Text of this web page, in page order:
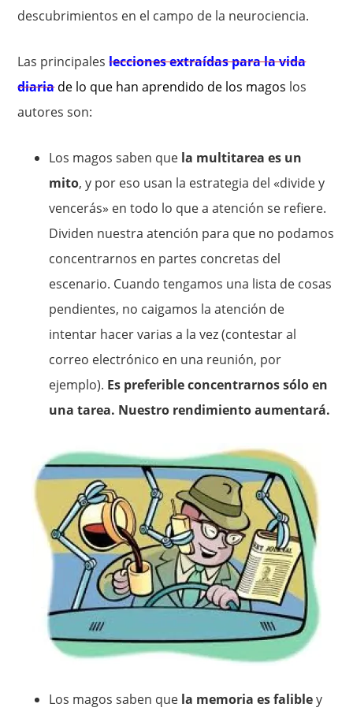
descubrimientos en el campo de la neurociencia.
Las principaleslecciones extraídas para la vida
diaria de lo que han aprendido de los magos los
autores son:
Los magos saben que la multitarea es un
mito, y por eso usan la estrategia del «divide y
vencerás» en todo lo que a atención se refiere.
Dividen nuestra atención para que no podamos
concentrarnos en partes concretas del
escenario. Cuando tengamos una lista de cosas
pendientes, no caigamos la atención de
intentar hacer varias a la vez (contestar al
correo electrónico en una reunión, por
ejemplo). Es preferible concentrarnos sólo en
una tarea. Nuestro rendimiento aumentará.
Los magos saben que la memoria es falibley